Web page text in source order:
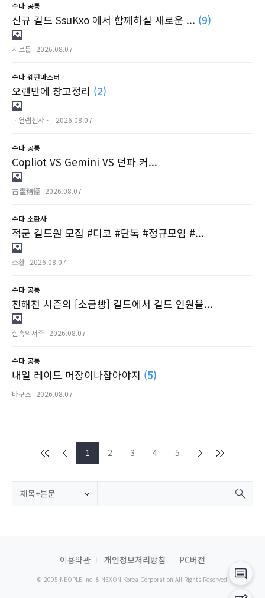
수다 공통
신규 길드 SsuKxo 에서 함께하실 새로운 ... (9)
지르몬 2026.08.07
수다 웨펀마스터
오랜만에 창고정리 (2)
ㆍ열렙전사ㆍ 2026.08.07
수다 공통
Copliot VS Gemini VS 던파 커...
古靈精怪 2026.08.07
수다 소환사
적군 길드원 모집 #디코 #단톡 #정규모임 #...
소환 2026.08.07
수다 공통
천해천 시즌의 [소금빵] 길드에서 길드 인원을...
칠흑의저주 2026.08.07
수다 공통
내일 레이드 머장이나잡아야지 (5)
바구스 2026.08.07
1 2 3 4 5
제목+본문
이용약관 개인정보처리방침 PC버전
© 2005 NEOPLE Inc. & NEXON Korea Corporation All Rights Reserved.